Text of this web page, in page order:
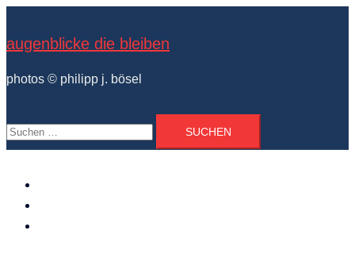
springen
augenblicke die bleiben
photos © philipp j. bösel
Suchen
nach: